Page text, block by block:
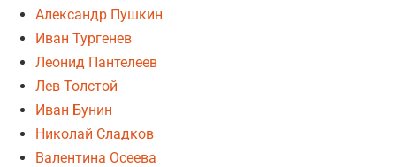
Александр Пушкин
Иван Тургенев
Леонид Пантелеев
Лев Толстой
Иван Бунин
Николай Сладков
Валентина Осеева